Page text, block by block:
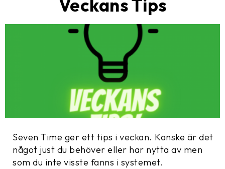
Veckans Tips
Seven Time ger ett tips i veckan. Kanske är det
något just du behöver eller har nytta av men
som du inte visste fanns i systemet.